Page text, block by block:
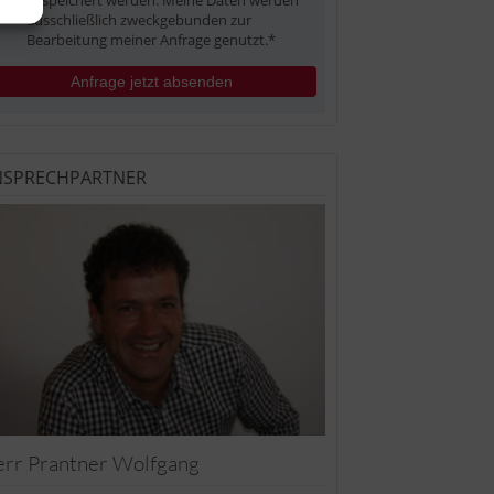
ausschließlich zweckgebunden zur
Bearbeitung meiner Anfrage genutzt.*
Anfrage jetzt absenden
Prantner Wolfgang